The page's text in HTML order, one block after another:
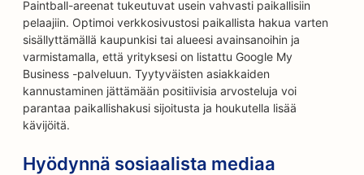
Paintball-areenat tukeutuvat usein vahvasti paikallisiin
pelaajiin. Optimoi verkkosivustosi paikallista hakua varten
sisällyttämällä kaupunkisi tai alueesi avainsanoihin ja
varmistamalla, että yrityksesi on listattu Google My
Business -palveluun. Tyytyväisten asiakkaiden
kannustaminen jättämään positiivisia arvosteluja voi
parantaa paikallishakusi sijoitusta ja houkutella lisää
kävijöitä.
Hyödynnä sosiaalista mediaa